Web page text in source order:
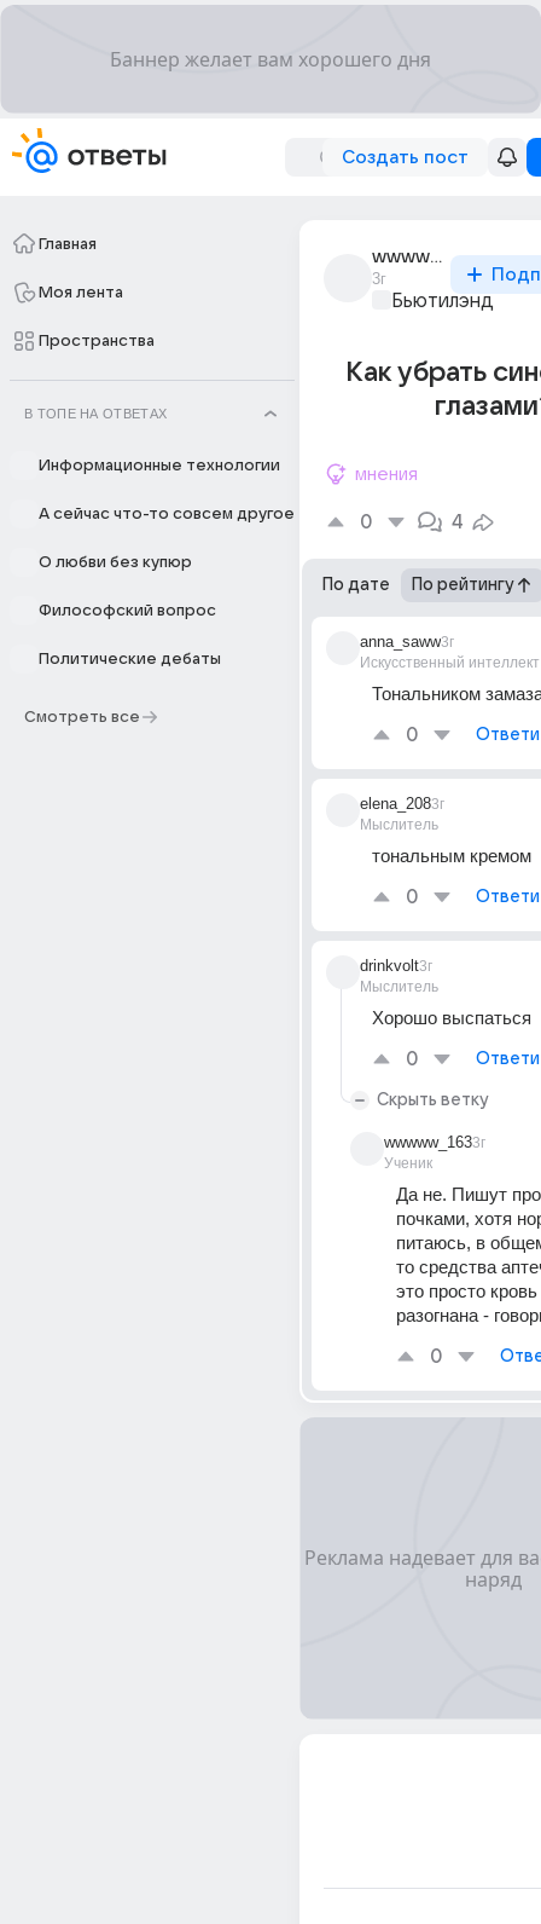
Создать пост
Главная
Моя лента
Пространства
В ТОПЕ НА ОТВЕТАХ
Информационные технологии
А сейчас что-то совсем другое
О любви без купюр
Философский вопрос
Политические дебаты
Смотреть все
wwwww_163
3г
Бьютилэнд
Как убрать
мнения
0 4
По дате По рейтингу
anna_saww
Искусственный интеллект
3г
Тональником
0
elena_208
Мыслитель
3г
тональным кремом
0
drinkvolt
Мыслитель
3г
Хорошо выспаться
0
Скрыть ветку
wwwww_163
Ученик
3г
Да не. Пишут
почками, хотя
питаюсь, в
то средства
это просто
разогнана -
0